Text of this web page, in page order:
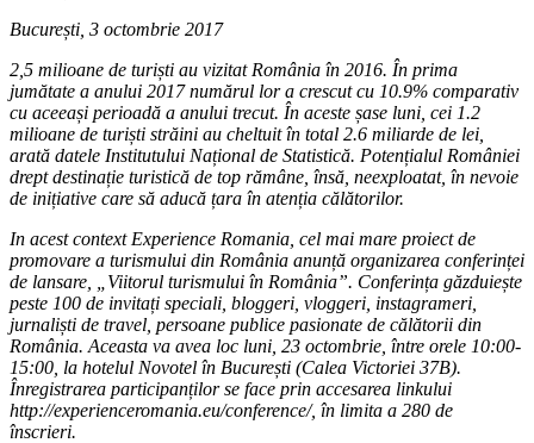
București, 3 octombrie 2017
2,5 milioane de turiști au vizitat România în 2016. În prima
jumătate a anului 2017 numărul lor a crescut cu 10.9% comparativ
cu aceeași perioadă a anului trecut. În aceste șase luni, cei 1.2
milioane de turiști străini au cheltuit în total 2.6 miliarde de lei,
arată datele Institutului Național de Statistică. Potențialul României
drept destinație turistică de top rămâne, însă, neexploatat, în nevoie
de inițiative care să aducă țara în atenția călătorilor.
In acest context Experience Romania, cel mai mare proiect de
promovare a turismului din România anunță organizarea conferinței
de lansare, „Viitorul turismului în România”. Conferința găzduiește
peste 100 de invitați speciali, bloggeri, vloggeri, instagrameri,
jurnaliști de travel, persoane publice pasionate de călătorii din
România. Aceasta va avea loc luni, 23 octombrie, între orele 10:00-
15:00, la hotelul Novotel în București (Calea Victoriei 37B).
Înregistrarea participanților se face prin accesarea linkului
http://experienceromania.eu/conference/, în limita a 280 de
înscrieri.